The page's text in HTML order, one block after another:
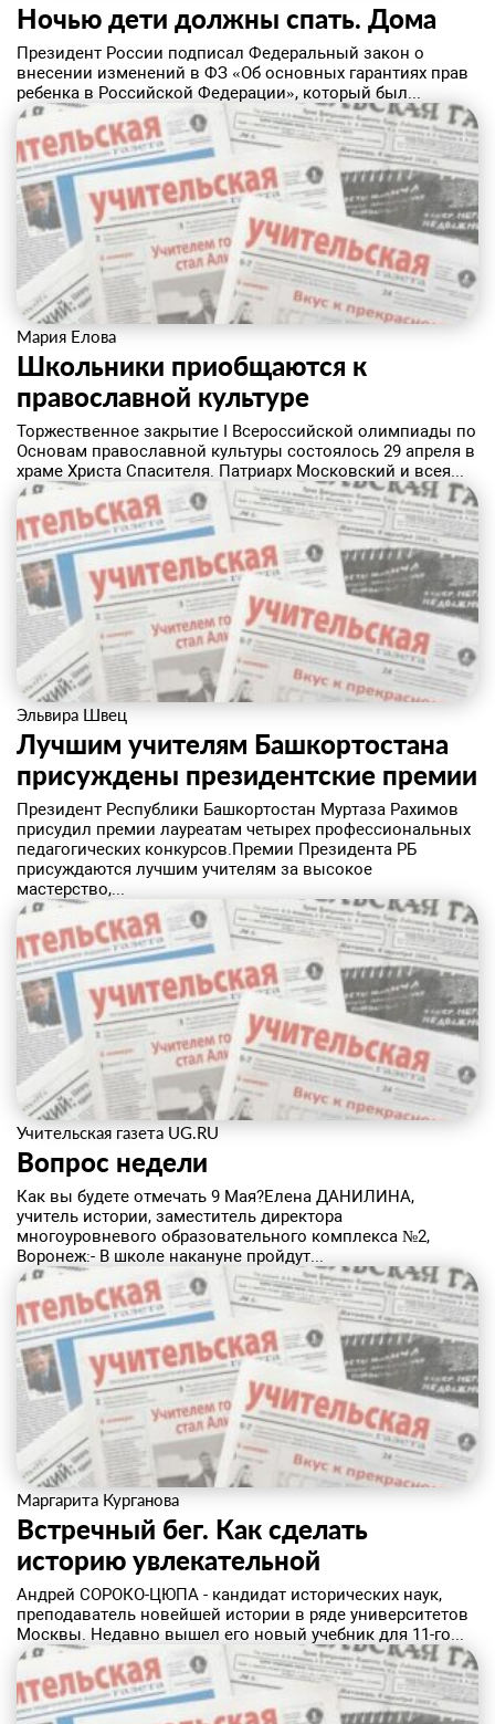
Ночью дети должны спать. Дома
Президент России подписал Федеральный закон о
внесении изменений в ФЗ «Об основных гарантиях прав
ребенка в Российской Федерации», который был...
Мария Елова
Школьники приобщаются к
православной культуре
Торжественное закрытие I Всероссийской олимпиады по
Основам православной культуры состоялось 29 апреля в
храме Христа Спасителя. Патриарх Московский и всея...
Эльвира Швец
Лучшим учителям Башкортостана
присуждены президентские премии
Президент Республики Башкортостан Муртаза Рахимов
присудил премии лауреатам четырех профессиональных
педагогических конкурсов.Премии Президента РБ
присуждаются лучшим учителям за высокое
мастерство,...
Учительская газета UG.RU
Вопрос недели
Как вы будете отмечать 9 Мая?Елена ДАНИЛИНА,
учитель истории, заместитель директора
многоуровневого образовательного комплекса №2,
Воронеж:- В школе накануне пройдут...
Маргарита Курганова
Встречный бег. Как сделать
историю увлекательной
Андрей СОРОКО-ЦЮПА - кандидат исторических наук,
преподаватель новейшей истории в ряде университетов
Москвы. Недавно вышел его новый учебник для 11-го...